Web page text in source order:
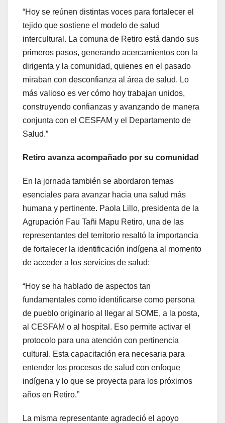
“Hoy se reúnen distintas voces para fortalecer el
tejido que sostiene el modelo de salud
intercultural. La comuna de Retiro está dando sus
primeros pasos, generando acercamientos con la
dirigenta y la comunidad, quienes en el pasado
miraban con desconfianza al área de salud. Lo
más valioso es ver cómo hoy trabajan unidos,
construyendo confianzas y avanzando de manera
conjunta con el CESFAM y el Departamento de
Salud.”
Retiro avanza acompañado por su comunidad
En la jornada también se abordaron temas
esenciales para avanzar hacia una salud más
humana y pertinente. Paola Lillo, presidenta de la
Agrupación Fau Tañi Mapu Retiro, una de las
representantes del territorio resaltó la importancia
de fortalecer la identificación indígena al momento
de acceder a los servicios de salud:
“Hoy se ha hablado de aspectos tan
fundamentales como identificarse como persona
de pueblo originario al llegar al SOME, a la posta,
al CESFAM o al hospital. Eso permite activar el
protocolo para una atención con pertinencia
cultural. Esta capacitación era necesaria para
entender los procesos de salud con enfoque
indígena y lo que se proyecta para los próximos
años en Retiro.”
La misma representante agradeció el apoyo